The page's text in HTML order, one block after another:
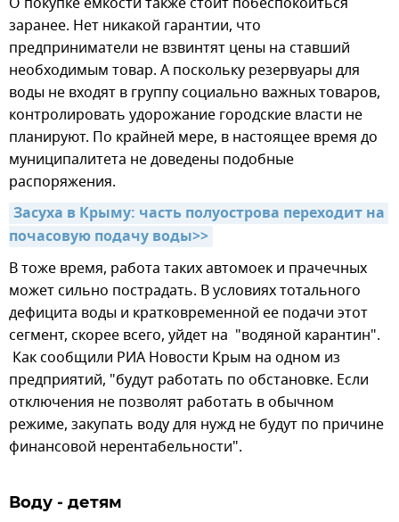
заранее. Нет никакой гарантии, что
предприниматели не взвинтят цены на ставший
необходимым товар. А поскольку резервуары для
воды не входят в группу социально важных товаров,
контролировать удорожание городские власти не
планируют. По крайней мере, в настоящее время до
муниципалитета не доведены подобные
распоряжения.
Засуха в Крыму: часть полуострова переходит на
почасовую подачу воды>>
В тоже время, работа таких автомоек и прачечных
может сильно пострадать. В условиях тотального
дефицита воды и кратковременной ее подачи этот
сегмент, скорее всего, уйдет на "водяной карантин".
Как сообщили РИА Новости Крым на одном из
предприятий, "будут работать по обстановке. Если
отключения не позволят работать в обычном
режиме, закупать воду для нужд не будут по причине
финансовой нерентабельности".
Воду - детям